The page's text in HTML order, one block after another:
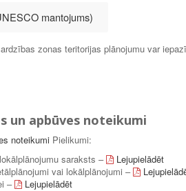
mantojums)
zonas teritorijas plānojumu var
un apbūves noteikumi
noteikumi Pielikumi:
saraksts –
Lejupielādēt
vai lokālplānojumi –
–
Lejupielādēt